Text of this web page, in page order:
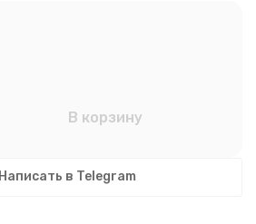
В корзину
Написать в Telegram